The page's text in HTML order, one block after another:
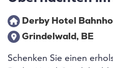
Derby Hotel
Grindelwald, BE
Schenken Sie einen